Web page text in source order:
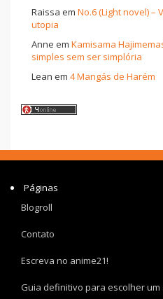
Raissa em No.6 (Light novel) –
utopia
Anne em Kamisama
simples sem ser simplória
Lean em 4 Mangás de Harém
Páginas
Blogroll
Contato
Escreva no anime21!
Guia definitivo para escolher